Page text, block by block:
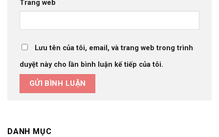
Trang web
Lưu tên của tôi, email, và trang web trong trình
duyệt này cho lần bình luận kế tiếp của tôi.
DANH MỤC